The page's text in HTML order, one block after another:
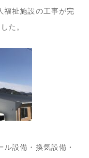
福祉施設の工事が完
た。
設備・換気設備・